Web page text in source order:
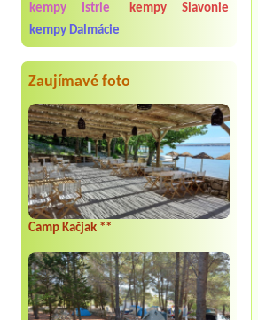
kempy Istrie
kempy Slavonie
kempy Dalmácie
Zaujímavé foto
Camp Kačjak **